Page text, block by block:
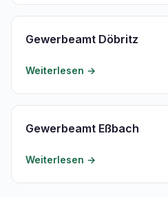
Gewerbeamt Döbritz
Weiterlesen →
Gewerbeamt Eßbach
Weiterlesen →